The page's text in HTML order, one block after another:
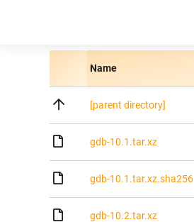
Name
[parent directory]
gdb-10.1.tar.xz
gdb-10.1.tar.xz.sha256
gdb-10.2.tar.xz